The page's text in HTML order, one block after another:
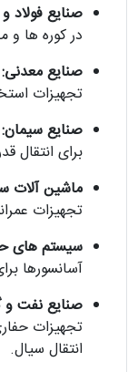
صنایع فولاد
در کوره ها و
صنایع معدنی:
تجهیزات
صنایع سیمان:
برای انتقال
ماشین آلات
تجهیزات
سیستم های
آسانسورها
صنایع نفت و
تجهیزات
انتقال سیال.